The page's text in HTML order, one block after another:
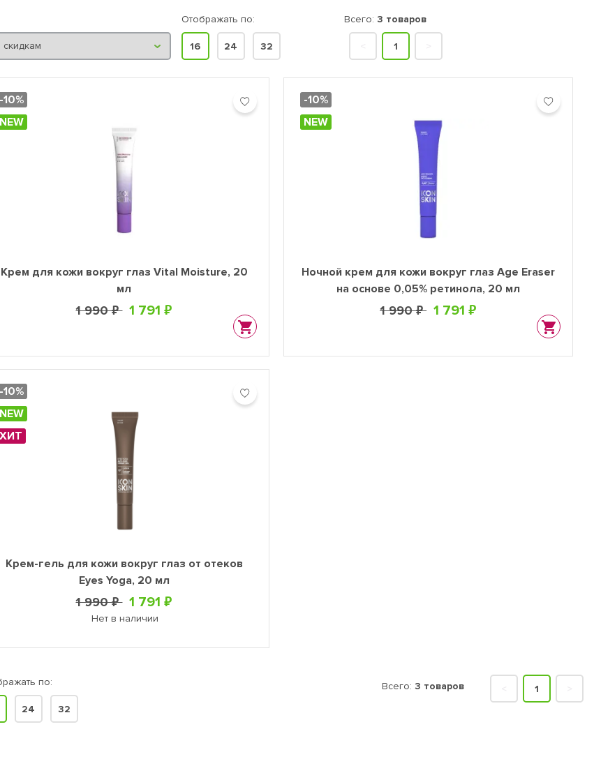
в которой каждый может раскрыть потенциал своей красоты!
Отображать по:
16 24 32
Всего: 3 товаров
1
-10%
NEW
Крем для кожи вокруг глаз Vital Moisture, 20
мл
1 990 ₽ 1 791 ₽
-10%
NEW
Ночной крем для кожи вокруг глаз Age Eraser
на основе 0,05% ретинола, 20 мл
1 990 ₽ 1 791 ₽
-10%
NEW
ХИТ
Крем-гель для кожи вокруг глаз от отеков
Eyes Yoga, 20 мл
1 990 ₽ 1 791 ₽
Нет в наличии
по:
24 32
Всего: 3 товаров 1